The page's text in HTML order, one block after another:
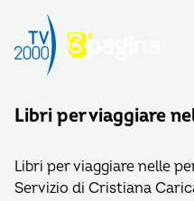
Libri per viaggiare
Libri per viaggiare nelle
Servizio di Cristiana